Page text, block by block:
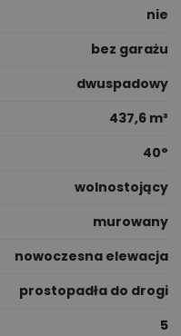
nie
bez garażu
dwuspadowy
437,6 m³
40°
wolnostojący
murowany
nowoczesna elewacja
prostopadła do drogi
5